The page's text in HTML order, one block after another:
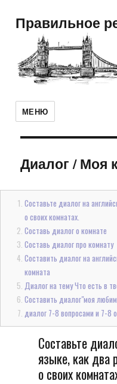
Правильное
МЕНЮ
Диалог/Моя
Составьте диалог на
о своих комнатах.
Составь диалог о комнате
Составь диалог про комнату
Составить диалог на
комната
Диалог на тему Что есть в
Составить диалог"моя
диалог 7-8 вопросами и 7-8
Составьте
языке, как два
о своих